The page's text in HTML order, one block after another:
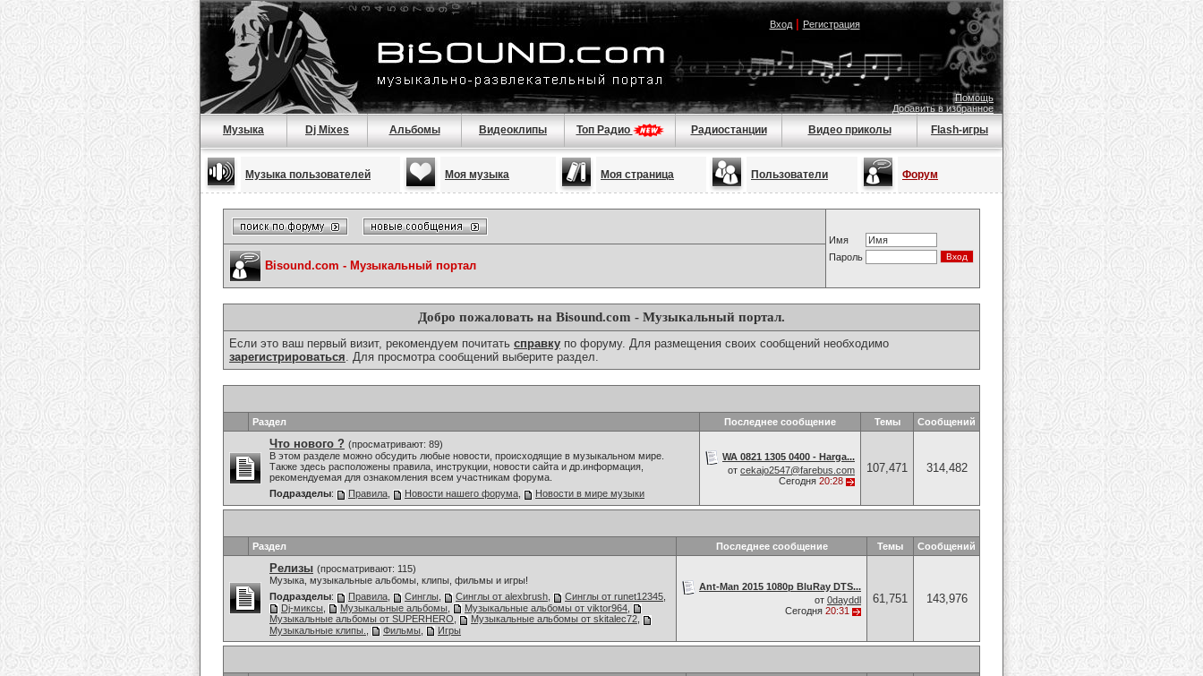
Вход| Регистрация
Помощь
Добавить в избранное
Музыка Dj Mixes Альбомы Видеоклипы Топ Радио Радиостанции Видео приколы Flash-игры
Музыка пользователей Моя музыка Моя страница Пользователи Форум
Имя
Пароль
Bisound.com - Музыкальный портал
Добро пожаловать на Bisound.com - Музыкальный портал.
Если это ваш первый визит, рекомендуем почитать справку по форуму. Для размещения своих сообщений необходимо
зарегистрироваться. Для просмотра сообщений выберите раздел.
Раздел Последнее сообщение Темы Сообщений
Что нового ? (просматривают: 89)
В этом разделе можно обсудить любые новости, происходящие в музыкальном мире.
Также здесь расположены правила, инструкции, новости сайта и др.информация,
рекомендуемая для ознакомления всем участникам форума.
Подразделы: Правила Новости нашего форума Новости в мире музыки
WA 0821 1305 0400 - Harga...
от cekajo2547@farebus.com
Сегодня 20:28
107,471 314,482
Раздел Последнее сообщение Темы Сообщений
Релизы (просматривают: 115)
Музыка, музыкальные альбомы, клипы, фильмы и игры!
Подразделы: Правила Синглы Синглы от alexbrush Синглы от runet12345
Dj-миксы
Музыкальные альбомы Музыкальные альбомы от viktor964
Музыкальные альбомы от SUPERHERO
Музыкальные альбомы от skitalec72
Музыкальные клипы.
Фильмы Игры
Ant-Man 2015 1080p BluRay DTS...
от 0dayddl
Сегодня 20:31
61,751 143,976